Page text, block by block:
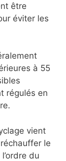
être
éviter les
à 55
régulés en
vient
le
du